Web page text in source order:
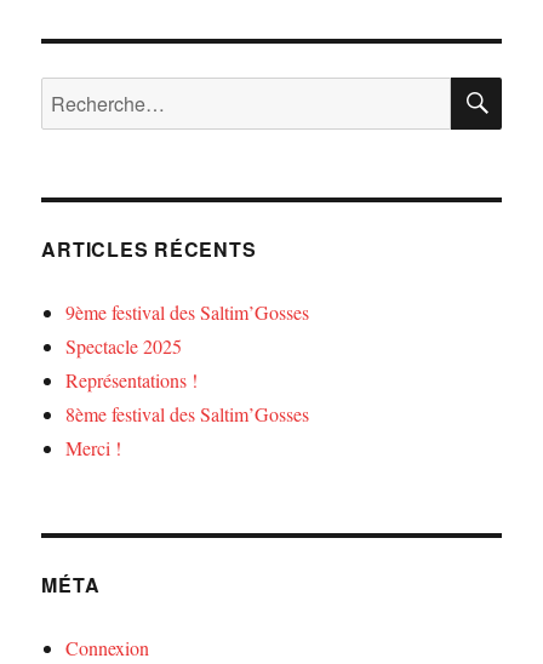
Recherche
pour :
ARTICLES RÉCENTS
9ème festival des Saltim’Gosses
Spectacle 2025
Représentations !
8ème festival des Saltim’Gosses
Merci !
MÉTA
Connexion